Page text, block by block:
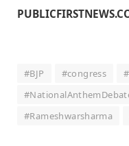
#BJP #congress
#Rameshwarsharma